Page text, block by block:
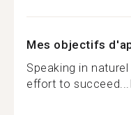
Mes objectifs
Speaking in
effort to succeed...